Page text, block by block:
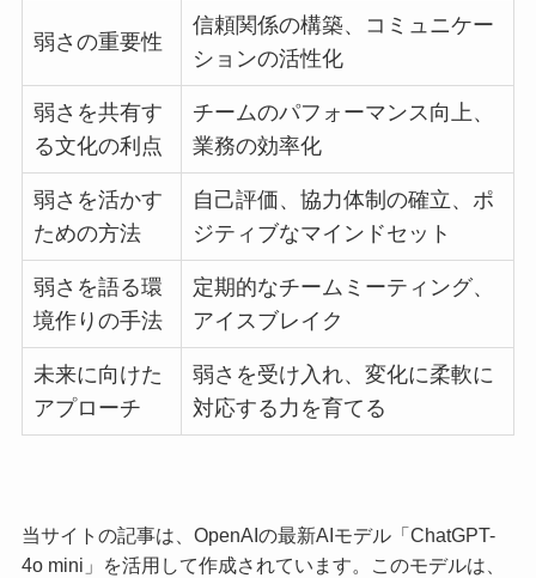
弱さの重要性
信頼関係の構築、コミュニケー
ションの活性化
弱さを共有す
る文化の利点
チームのパフォーマンス向上、
業務の効率化
弱さを活かす
ための方法
自己評価、協力体制の確立、ポ
ジティブなマインドセット
弱さを語る環
境作りの手法
定期的なチームミーティング、
アイスブレイク
未来に向けた
アプローチ
弱さを受け入れ、変化に柔軟に
対応する力を育てる
当サイトの記事は、OpenAIの最新AIモデル「ChatGPT-
4o mini」を活用して作成されています。このモデルは、